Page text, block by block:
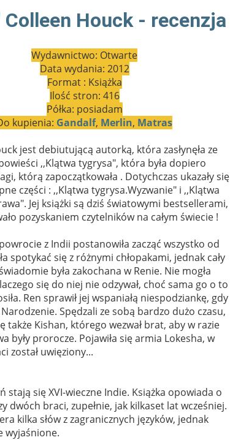
Houck - recenzja
Wydawnictwo: Otwarte
Data wydania: 2012
Format : Książka
Ilość stron: 416
Półka: posiadam
kupienia: Gandalf, Merlin, Matras
jest debiutującą autorką, która zasłynęła ze
,,Klątwa tygrysa", która była dopiero
którą zapoczątkowała . Dotychczas ukazały się
części : ,,Klątwa tygrysa.Wyzwanie" i ,,Klątwa
Jej książki są dziś światowymi bestsellerami,
pozyskaniem czytelników na całym świecie !
z Indii postanowiła zacząć wszystko od
spotykać się z różnymi chłopakami, jednak cały
była zakochana w Renie. Nie mogła
się do niej nie odzywał, choć sama go o to
Ren sprawił jej wspaniałą niespodziankę, gdy
Spędzali ze sobą bardzo dużo czasu,
Kishan, którego wezwał brat, aby w razie
były prorocze. Pojawiła się armia Lokesha, w
został uwięziony...
się XVI-wieczne Indie. Książka opowiada o
dwóch braci, zupełnie, jak kilkaset lat wcześniej.
kilka słów z zagranicznych języków, jednak
wyjaśnione.